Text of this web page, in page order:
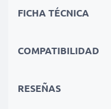
de carga para todos
✔ Capacidad de
✔ Larga vida útil -
FICHA TÉCNICA
COMPATIBILIDAD
RESEÑAS